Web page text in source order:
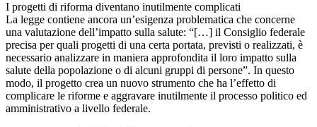
I progetti di riforma diventano inutilmente complicati
La legge contiene ancora un’esigenza problematica che concerne
una valutazione dell’impatto sulla salute: “[…] il Consiglio federale
precisa per quali progetti di una certa portata, previsti o realizzati, è
necessario analizzare in maniera approfondita il loro impatto sulla
salute della popolazione o di alcuni gruppi di persone”. In questo
modo, il progetto crea un nuovo strumento che ha l’effetto di
complicare le riforme e aggravare inutilmente il processo politico ed
amministrativo a livello federale.